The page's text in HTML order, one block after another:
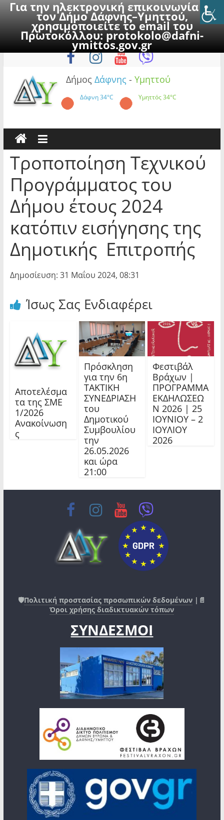
Για την ηλεκτρονική επικοινωνία με
τον Δήμο Δάφνης–Υμηττού,
χρησιμοποιείτε το email του
Πρωτοκόλλου:protokolo@dafni-
ymittos.gov.gr
to
Παρασκευή, 7 Αυγούστου 2026
Δήμος Δάφνης - Υμηττού
Δάφνη34°C Υμηττός34°C
Τροποποίηση Τεχνικού
Προγράμματος του
Δήμου έτους 2024
κατόπιν εισήγησης της
Δημοτικής Επιτροπής
Δημοσίευση: 31 Μαΐου 2024, 08:31
Ίσως Σας Ενδιαφέρει
Αποτελέσμα
τα της ΣΜΕ
1/2026
Ανακοίνωση
ς
Πρόσκληση
για την 6η
ΤΑΚΤΙΚΗ
ΣΥΝΕΔΡΙΑΣΗ
του
Δημοτικού
Συμβουλίου
την
26.05.2026
και ώρα
21:00
Φεστιβάλ
Βράχων |
ΠΡΟΓΡΑΜΜΑ
ΕΚΔΗΛΩΣΕΩ
Ν 2026 | 25
ΙΟΥΝΙΟΥ – 2
ΙΟΥΛΙΟΥ
2026
🛡️Πολιτική προστασίας προσωπικών δεδομένων |📄
Όροι χρήσης διαδικτυακών τόπων
ΣΥΝΔΕΣΜΟΙ